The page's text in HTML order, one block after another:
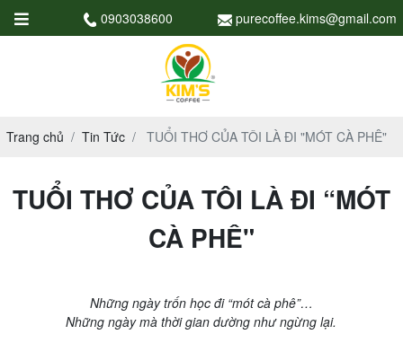
0903038600 purecoffee.kims@gmail.com
Trang chủ Tin Tức TUỔI THƠ CỦA TÔI LÀ ĐI "MÓT CÀ PHÊ"
TUỔI THƠ CỦA TÔI LÀ ĐI “MÓT
CÀ PHÊ"
Những ngày trốn học đi “mót cà phê”…
Những ngày mà thời gian dường như ngừng lại.